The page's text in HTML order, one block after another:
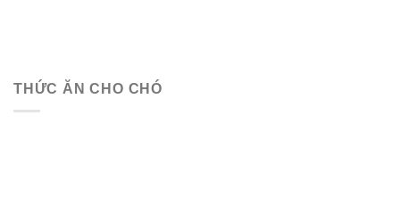
THỨC ĂN CHO CHÓ